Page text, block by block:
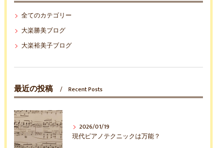
全てのカテゴリー
大楽勝美ブログ
大楽裕美子ブログ
最近の投稿 Recent Posts
2026/01/19
現代ピアノテクニックは万能？